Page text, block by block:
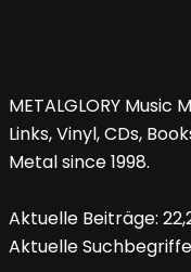
METALGLORY Music
Links, Vinyl, CDs,
Metal since 1998.
Aktuelle Beiträge:
Aktuelle